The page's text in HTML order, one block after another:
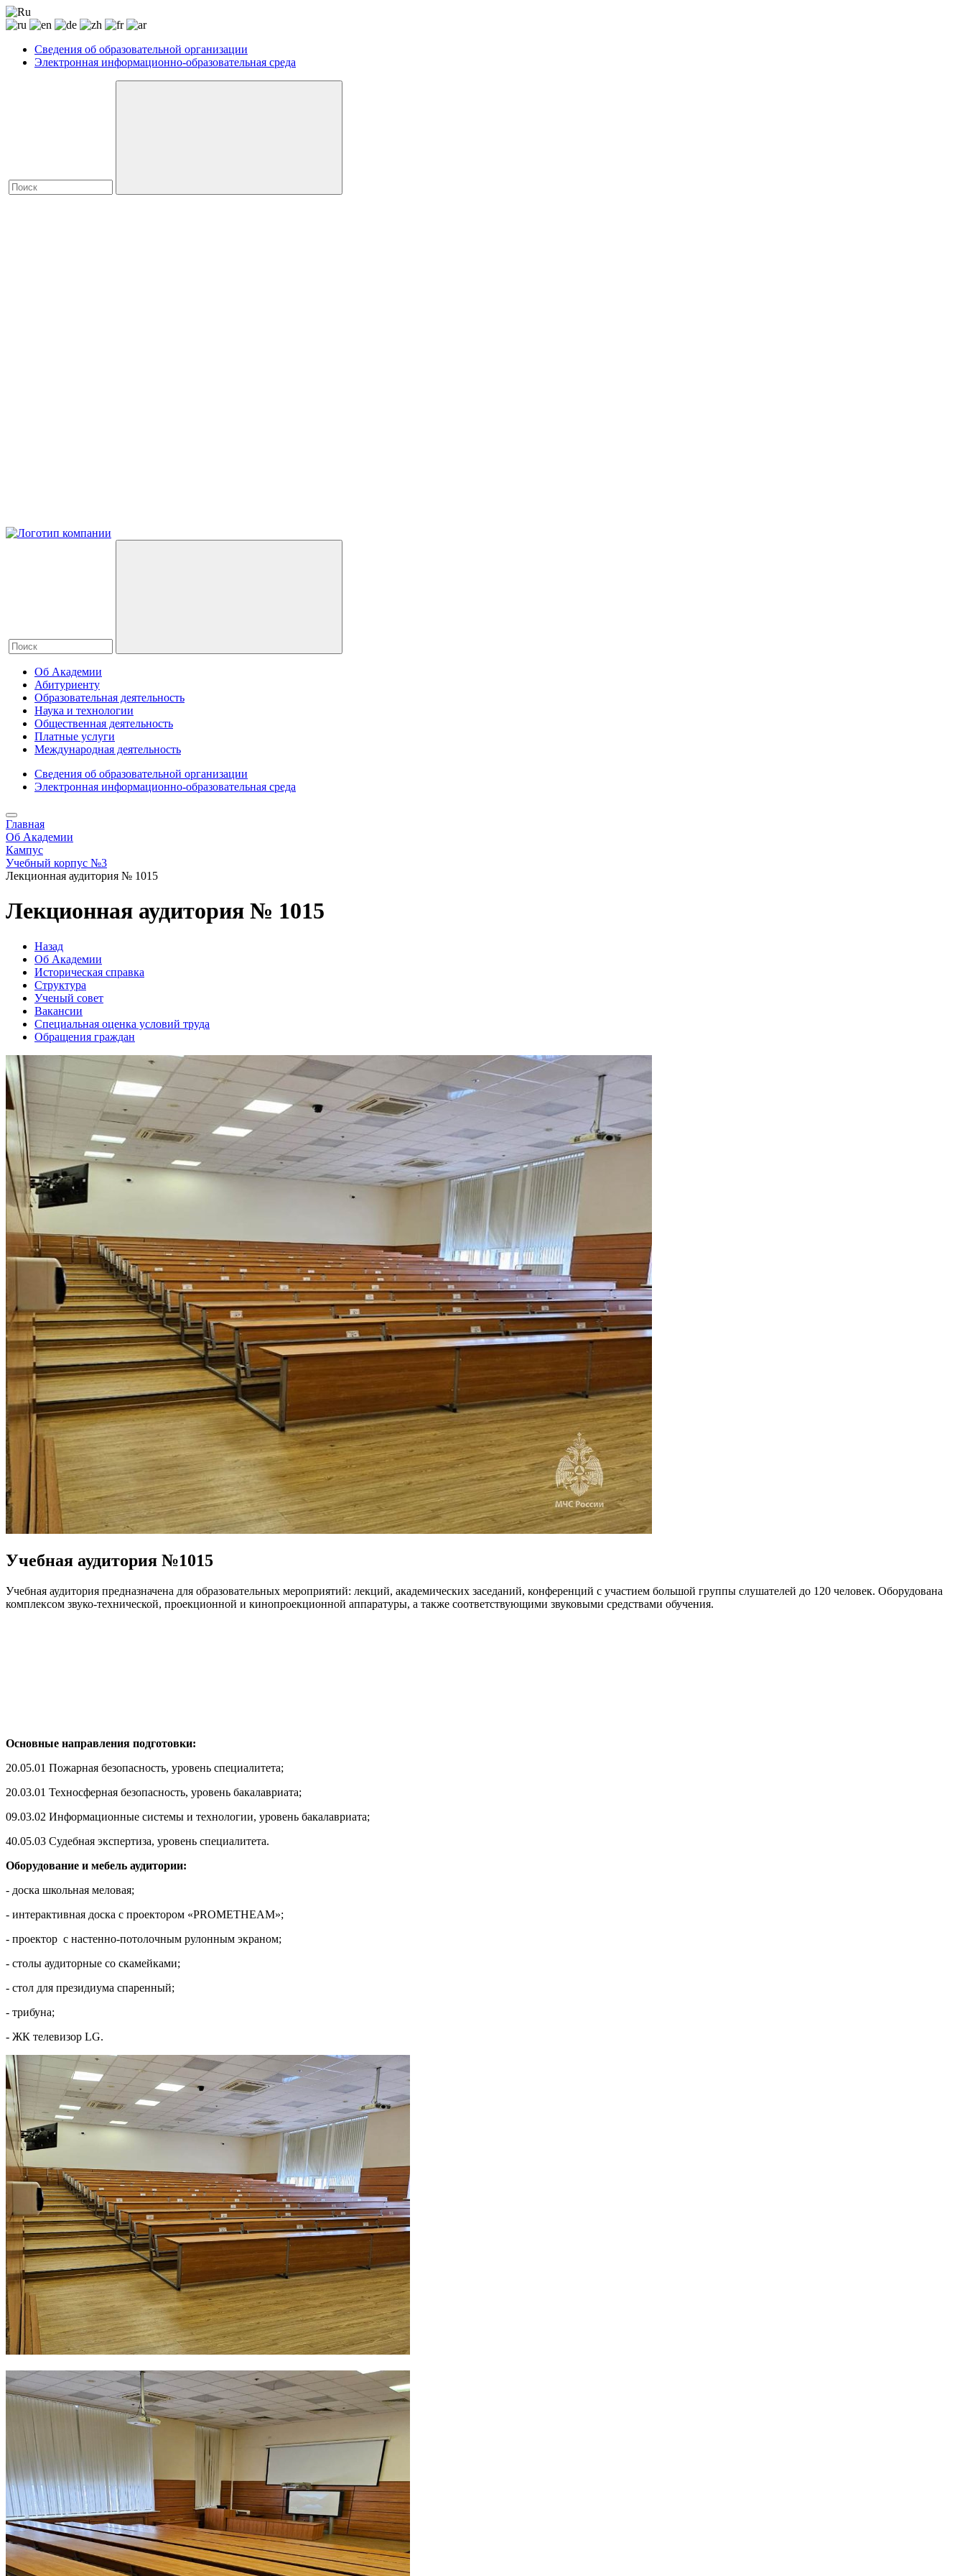
Сведения об образовательной организации
Электронная информационно-образовательная среда
Об Академии
Абитуриенту
Образовательная деятельность
Наука и технологии
Общественная деятельность
Платные услуги
Международная деятельность
Сведения об образовательной организации
Электронная информационно-образовательная среда
Главная
Об Академии
Кампус
Учебный корпус №3
Лекционная аудитория № 1015
Лекционная аудитория № 1015
Назад
Об Академии
Историческая справка
Структура
Ученый совет
Вакансии
Специальная оценка условий труда
Обращения граждан
Учебная аудитория №1015
Учебная аудитория предназначена для образовательных мероприятий: лекций, академических заседаний, конференций с участием большой группы слушателей до 120 человек. Оборудована
комплексом звуко-технической, проекционной и кинопроекционной аппаратуры, а также соответствующими звуковыми средствами обучения.
Основные направления подготовки:
20.05.01 Пожарная безопасность, уровень специалитета;
20.03.01 Техносферная безопасность, уровень бакалавриата;
09.03.02 Информационные системы и технологии, уровень бакалавриата;
40.05.03 Судебная экспертиза, уровень специалитета.
Оборудование и мебель аудитории:
- доска школьная меловая;
- интерактивная доска с проектором «PROMETHEAM»;
- проектор с настенно-потолочным рулонным экраном;
- столы аудиторные со скамейками;
- стол для президиума спаренный;
- трибуна;
- ЖК телевизор LG.